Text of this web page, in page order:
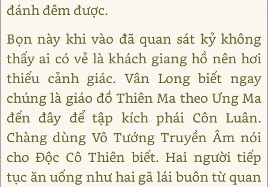
đánh đêm được.
Bọn này khi vào đã quan sát kỷ không
thấy ai có vẻ là khách giang hồ nên hơi
thiếu cảnh giác. Vân Long biết ngay
chúng là giáo đồ Thiên Ma theo Ưng Ma
đến đây để tập kích phái Côn Luân.
Chàng dùng Vô Tướng Truyền Âm nói
cho Độc Cô Thiên biết. Hai người tiếp
tục ăn uống như hai gã lái buôn từ quan